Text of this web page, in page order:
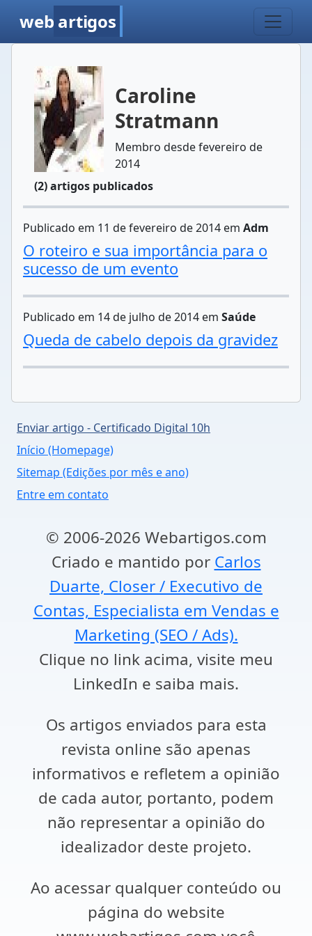
web artigos
Caroline
Stratmann
Membro desde fevereiro de
2014
(2) artigos publicados
Publicado em 11 de fevereiro de 2014 em Adm
O roteiro e sua importância para o
sucesso de um evento
Publicado em 14 de julho de 2014 em Saúde
Queda de cabelo depois da gravidez
Enviar artigo - Certificado Digital 10h
Início (Homepage)
Sitemap (Edições por mês e ano)
Entre em contato
© 2006-2026 Webartigos.com
Criado e mantido por Carlos
Duarte, Closer / Executivo de
Contas, Especialista em Vendas e
Marketing (SEO / Ads).
Clique no link acima, visite meu
LinkedIn e saiba mais.
Os artigos enviados para esta
revista online são apenas
informativos e refletem a opinião
de cada autor, portanto, podem
não representar a opinião do
idealizador deste projeto.
Ao acessar qualquer conteúdo ou
página do website